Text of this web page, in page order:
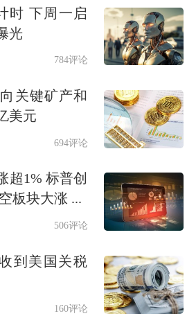
创 小马智行 、中创新
欣旺达EVB等科技企
司完成21个硬科技项目
“汽车+人工智能”的典
东新赛道体系建设的关
本近年投资了滴滴自动
、
等企业，同
粤芯
半导体
、加特兰、
时 下周一启
光
784评论
关键矿产和
美元
694评论
超1% 标普创
板块大涨 ...
506评论
到美国关税
160评论